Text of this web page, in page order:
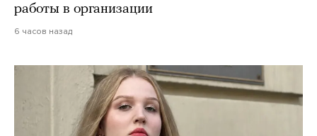
работы в организации
6 часов назад